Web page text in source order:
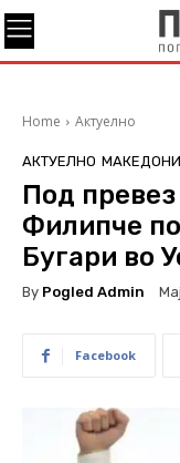
Home Актуелно
АКТУЕЛНО
Под
Филипче
Бугари во
By Pogled Admin
Facebook